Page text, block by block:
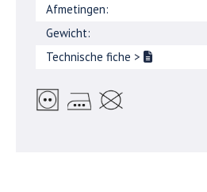
Afmetingen:
Gewicht:
Technische fiche >